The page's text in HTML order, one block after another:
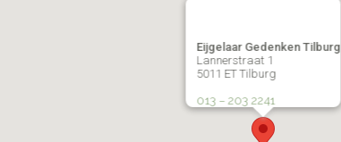
Eijgelaar Gedenken Tilburg
Lannerstraat 1
5011 ET Tilburg
013 – 203 2241